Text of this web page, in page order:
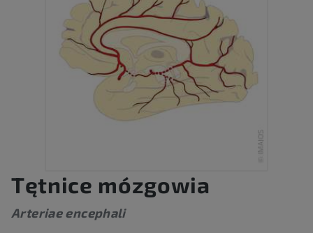
Tętnice mózgowia
Arteriae encephali